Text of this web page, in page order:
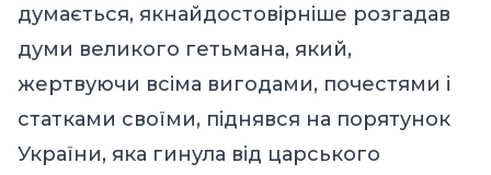
думається, якнайдостовірніше розгадав
думи великого гетьмана, який,
жертвуючи всіма вигодами, почестями і
статками своїми, піднявся на порятунок
України, яка гинула від царського